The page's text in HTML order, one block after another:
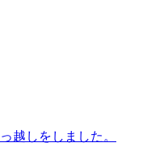
越しをしました。